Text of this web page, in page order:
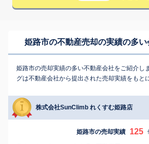
姫路市の不動産売却の実績の多
姫路市の売却実績の多い不動産会社をご紹介し
グは不動産会社から提出された売却実績をもと
株式会社SunClimb れくすむ姫路店
姫路市の売却実績 125